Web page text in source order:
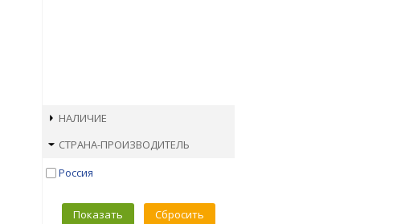
НАЛИЧИЕ
СТРАНА-ПРОИЗВОДИТЕЛЬ
Россия
Показать Сбросить